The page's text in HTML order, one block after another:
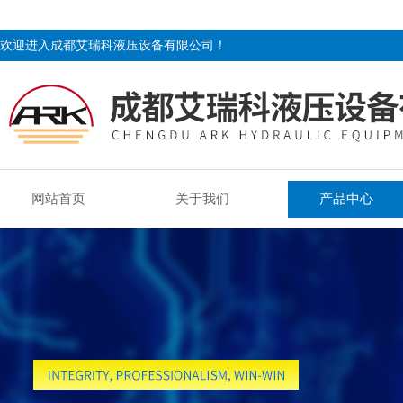
欢迎进入成都艾瑞科液压设备有限公司！
网站首页 关于我们 产品中心